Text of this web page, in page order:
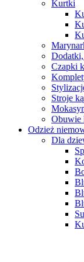
Kurtki
Dodatki,
Czapki
Stroje
Obuwie
Odzież
Dla